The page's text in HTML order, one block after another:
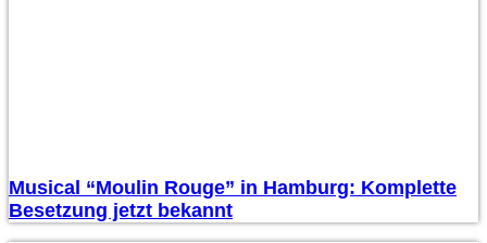
Musical “Moulin Rouge” in Hamburg: Komplette
Besetzung jetzt bekannt